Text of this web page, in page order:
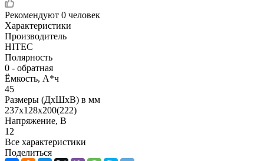
Рекомендуют 0 человек
Характеристики
Производитель
HITEC
Полярность
0 - обратная
Ёмкость, А*ч
45
Размеры (ДхШхВ) в мм
237х128х200(222)
Напряжение, В
12
Все характеристики
Поделиться